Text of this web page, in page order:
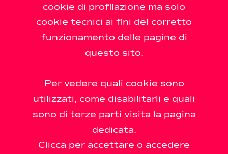
cookie di profilazione ma solo
cookie tecnici ai fini del corretto
funzionamento delle pagine di
questo sito.
Per vedere quali cookie sono
utilizzati, come disabilitarli e quali
sono di terze parti visita la pagina
dedicata.
Clicca per accettare o accedere